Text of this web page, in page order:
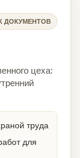
ДОКУМЕНТОВ
цеха:
труда
для